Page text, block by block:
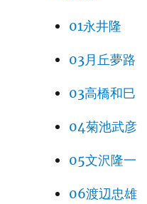
01永井隆
03月丘夢路
03高橋和巳
04菊池武彦
05文沢隆一
06渡辺忠雄